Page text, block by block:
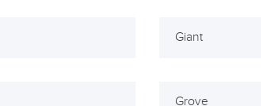
Giant
Grove